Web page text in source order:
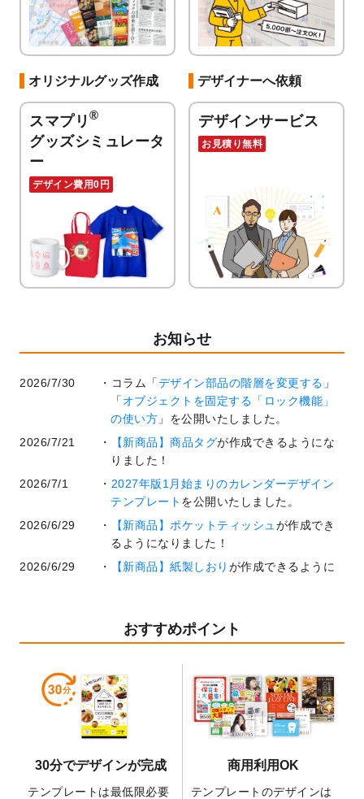
オリジナルグッズ作成
スマプリ ®
グッズシミュレータ
ー
デザイン費用0円
デザイナーへ依頼
デザインサービス
お見積り無料
お知らせ
2026/7/30 コラム「デザイン部品の階層を変更する 」
「オブジェクトを固定する「ロック機能」
の使い方 」を公開いたしました。
2026/7/21
【新商品】商品タグが作成できるようにな
りました！
2026/7/1
2027年版1月始まりのカレンダーデザイン
テンプレート を公開いたしました。
2026/6/29
【新商品】ポケットティッシュ が作成でき
るようになりました！
2026/6/29
【新商品】紙製しおり が作成できるように
業効率を上げる便利な操作方法3選！
開いたしました。
暑中見舞いのデザインテンプレート
しました。
2026/5/28
【新商品】マグネットステッカーが作成で
きるようになりました！
の全4ステップを解説！」を公開いたしまし
た。
おすすめポイント
30分でデザインが完成
テンプレートは最低限必要
商用利用OK
テンプレートのデザインは